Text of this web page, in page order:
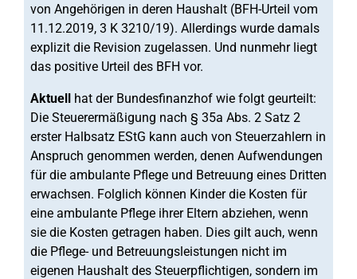
von Angehörigen in deren Haushalt (BFH-Urteil vom
11.12.2019, 3 K 3210/19). Allerdings wurde damals
explizit die Revision zugelassen. Und nunmehr liegt
das positive Urteil des BFH vor.
Aktuell hat der Bundesfinanzhof wie folgt geurteilt:
Die Steuerermäßigung nach § 35a Abs. 2 Satz 2
erster Halbsatz EStG kann auch von Steuerzahlern in
Anspruch genommen werden, denen Aufwendungen
für die ambulante Pflege und Betreuung eines Dritten
erwachsen. Folglich können Kinder die Kosten für
eine ambulante Pflege ihrer Eltern abziehen, wenn
sie die Kosten getragen haben. Dies gilt auch, wenn
die Pflege- und Betreuungsleistungen nicht im
eigenen Haushalt des Steuerpflichtigen, sondern im